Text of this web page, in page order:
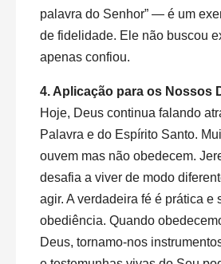
palavra do Senhor” — é um
de fidelidade. Ele não buscou
apenas confiou.
4. Aplicação para os Nossos
Hoje, Deus continua falando
Palavra e do Espírito Santo.
ouvem mas não obedecem.
desafia a viver de modo
agir. A verdadeira fé é prática e
obediência. Quando
Deus, tornamo-nos